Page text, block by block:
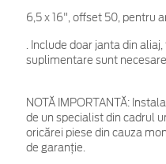
6,5 x 16", offset 50, pentru
. Include doar janta din
suplimentare sunt
NOTĂ IMPORTANTĂ:
de un specialist din cadrul
oricărei piese din cauza
de garanţie.